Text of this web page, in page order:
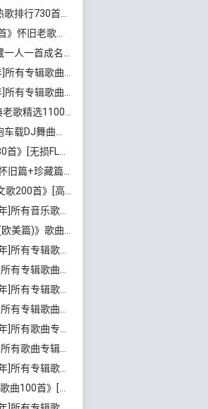
MP3/320K/5.35GB]百度云网盘下载
MP3/6.77GB]百度云网盘下载
分轨+MP3/6.79GB]百度云网盘下载
MP3/48.18GB]百度云网盘下载
MP3/13.05GB]百度云网盘下载
320K/10GB]百度云网盘下载
MP3/320K/2.86GB]百度云网盘下载
6.26GB]百度云网盘下载
高品质MP3/6.88GB]百度云网盘下载
320K/1.81GB]百度云网盘下载
MP3/8.99GB]百度云网盘下载
WAV/MP3/6.13GB]百度云网盘下载
MP3/23.84GB]百度云网盘下载
分轨+MP3/23.06GB]百度云网盘下载
MP3/9.73GB]百度云网盘下载
MP3/8.91GB]百度云网盘下载
MP3/14.41GB]百度云网盘下载
MP3/7.75GB]百度云网盘下载
MP3/5.72GB]百度云网盘下载
MP3/3.85GB]百度云网盘下载